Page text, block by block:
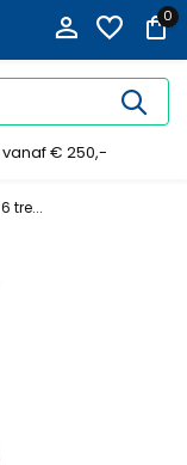
0
€ 250,-
tre...